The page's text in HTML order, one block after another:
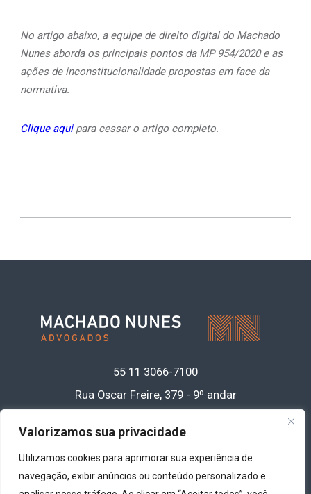
Valorizamos sua privacidade
Utilizamos cookies para aprimorar sua experiência de
navegação, exibir anúncios ou conteúdo personalizado e
No artigo abaixo, a equipe de direito digital do Machado
Nunes aborda os principais pontos da MP 954/2020 e as
ações de inconstitucionalidade propostas em face da
normativa.
Clique aquipara cessar o artigo completo.
55 11 3066-7100
Rua Oscar Freire, 379 - 9º andar
CEP 01426-900 • Jardins - SP
Acesse nossa política de privacidade de
dados